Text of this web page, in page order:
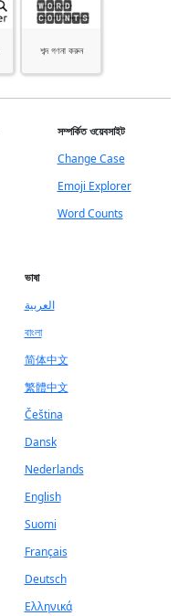
শব্দ গণনা করুন
সম্পর্কিত ওয়েবসাইট
Change Case
Emoji Explorer
Word Counts
ভাষা
العربية
বাংলা
简体中文
繁體中文
Čeština
Dansk
Nederlands
English
Suomi
Français
Deutsch
Ελληνικά